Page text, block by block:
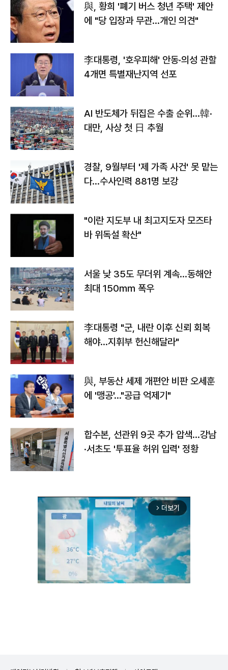
與, 황희 '폐기 버스 청년 주택' 제안
에 "당 입장과 무관…개인 의견"
李대통령, '호우피해' 안동·의성 관할
4개면 특별재난지역 선포
AI 반도체가 뒤집은 수출 순위…韓·
대만, 사상 첫 日 추월
경찰, 9월부터 '제 가족 사건' 못 맡는
다…수사인력 881명 보강
"이란 지도부 내 최고지도자 모즈타
바 위독설 확산"
서울 낮 35도 무더위 계속…동해안
최대 150㎜ 폭우
李대통령 "군, 내란 이후 신뢰 회복
해야…지휘부 헌신해달라"
與, 부동산 세제 개편안 비판 오세훈
에 '맹공'…"공급 억제기"
합수본, 선관위 9곳 추가 압색…강남
·서초도 '투표율 허위 입력' 정황
arrow_forward_ios 더보기